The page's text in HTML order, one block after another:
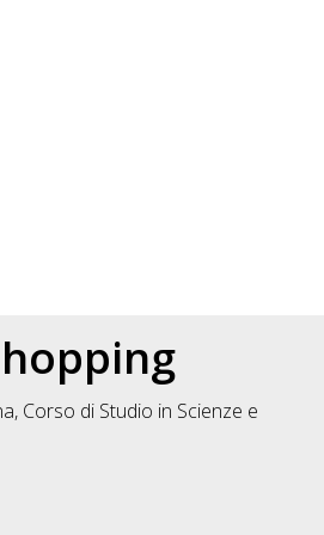
Corso di Studio in Scienze e